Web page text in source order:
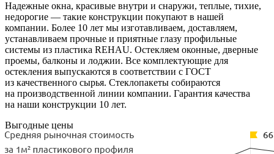
Надежные окна, красивые внутри и снаружи, теплые, тихие,
недорогие — такие конструкции покупают в нашей
компании. Более 10 лет мы изготавливаем, доставляем,
устанавливаем прочные и приятные глазу профильные
системы из пластика REHAU. Остекляем оконные, дверные
проемы, балконы и лоджии. Все комплектующие для
остекления выпускаются в соответствии с ГОСТ
из качественного сырья. Стеклопакеты собираются
на производственной линии компании. Гарантия качества
на наши конструкции 10 лет.
Выгодные цены